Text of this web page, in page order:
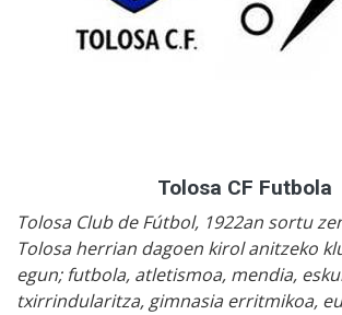
Tolosa CF Futbola
Tolosa Club de Fútbol, 1922an sortu
Tolosa herrian dagoen kirol anitzeko
egun; futbola, atletismoa, mendia,
txirrindularitza, gimnasia erritmikoa,